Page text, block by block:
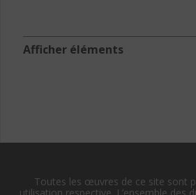
Afficher éléments
Toutes les œuvres de ce site sont